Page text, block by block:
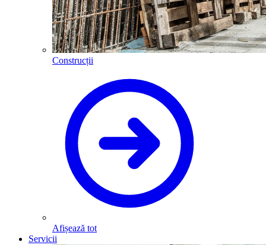
Construcții
Afișează tot
Servicii